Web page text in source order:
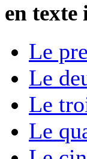
en
Le
Le
Le
Le